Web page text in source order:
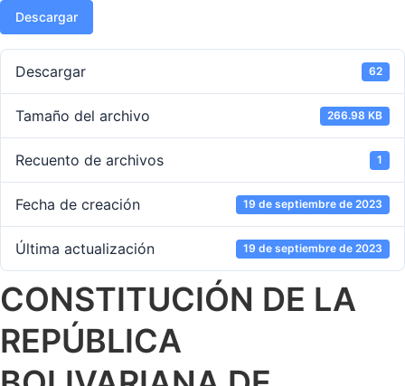
Descargar
Descargar 62
Tamaño del archivo 266.98 KB
Recuento de archivos 1
Fecha de creación 19 de septiembre de 2023
Última actualización 19 de septiembre de 2023
CONSTITUCIÓN DE LA
REPÚBLICA